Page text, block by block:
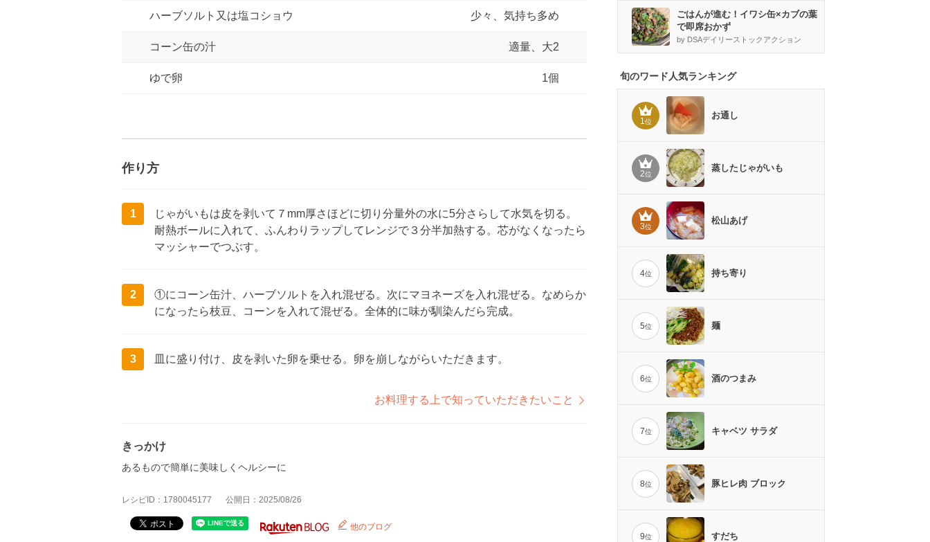
ハーブソルト又は塩コショウ 少々、気持ち多め
コーン缶の汁 適量、大2
ゆで卵 1個
作り方
1
じゃがいもは皮を剥いて７mm厚さほどに切り分量外の水に5分さらして水気を切る。
耐熱ボールに入れて、ふんわりラップしてレンジで３分半加熱する。芯がなくなったら
マッシャーでつぶす。
2
①にコーン缶汁、ハーブソルトを入れ混ぜる。次にマヨネーズを入れ混ぜる。なめらか
になったら枝豆、コーンを入れて混ぜる。全体的に味が馴染んだら完成。
3 皿に盛り付け、皮を剥いた卵を乗せる。卵を崩しながらいただきます。
お料理する上で知っていただきたいこと
きっかけ
あるもので簡単に美味しくヘルシーに
レシピID：1780045177 公開日：2025/08/26
他のブログ
ごはんが進む！イワシ缶×カブの葉
で即席おかず
by DSAデイリーストックアクション
旬のワード人気ランキング
1位
お通し
2位
蒸したじゃがいも
3位
松山あげ
4位 持ち寄り
5位 麺
6位 酒のつまみ
7位 キャベツ サラダ
8位 豚ヒレ肉 ブロック
9位 すだち